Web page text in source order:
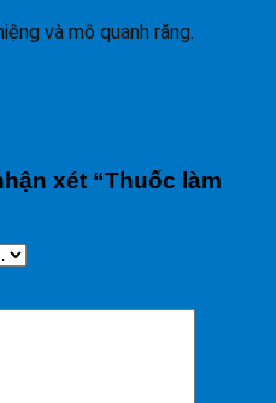
và mô quanh răng.
xét “Thuốc làm